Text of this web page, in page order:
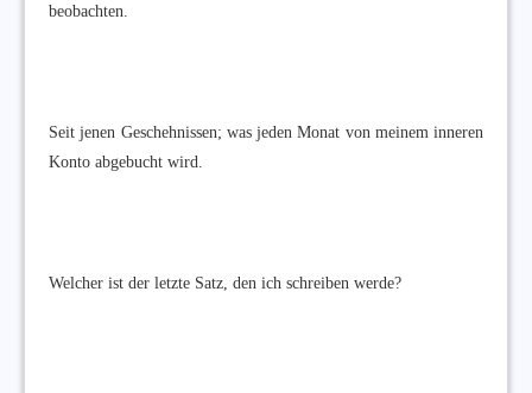
beobachten.
Seit jenen Geschehnissen; was jeden Monat von meinem inneren
Konto abgebucht wird.
Welcher ist der letzte Satz, den ich schreiben werde?